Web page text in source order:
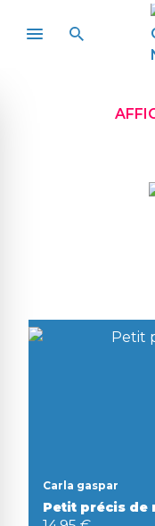
Carla gaspar
Petit précis de